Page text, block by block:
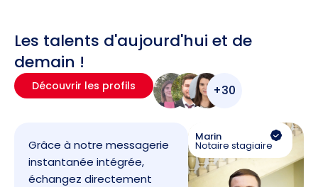
Les talents d'aujourd'hui et de
demain !
Découvrir les profils +30
Grâce à notre messagerie
instantanée intégrée,
échangez directement
Marin
Notaire stagiaire